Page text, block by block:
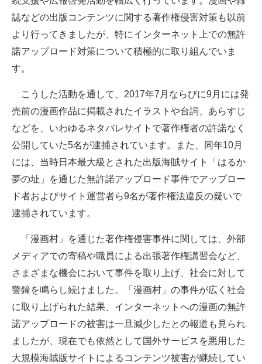
誌などの出版コンテンツに関する著作権侵害対策も以前
より行ってきましたが、特にインターネット上での無許
諾アップロード対策について積極的に取り組んでいま
す。
こうした活動を通して、2017年7月ならびに9月には発
売前の漫画作品に掲載されたイラストや台詞、あらすじ
などを、いわゆるネタバレサイトで著作権者の許諾なく
公開していた5名が逮捕されています。また、同年10月
には、当時日本最大級とされた出版海賊サイト「はるか
夢の址」を通じた無許諾アップロード事件でアップロー
ド者およびサイト運営者ら9名が著作権法違反の疑いで
逮捕されています。
「漫画村」を通じた著作権侵害事件に関しては、外部
メディアでの寄稿や職員による出張著作権講習会など、
さまざまな機会において事件を取り上げ、社会に対して
警鐘を鳴らし続けました。「漫画村」の事件が広く社会
に取り上げられた結果、インターネットへの漫画の無許
諾アップロードの被害は一旦減少したとの報道も見られ
ましたが、現在でも依然として国外サービスを悪用した
大規模海賊版サイトによるコンテンツ被害が継続してい